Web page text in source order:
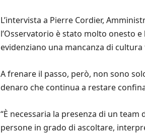
L’intervista a Pierre Cordier,
l’Osservatorio è stato molto onesto
evidenziano una mancanza di cultura
A frenare il passo, però, non sono
denaro che continua a restare
“È necessaria la presenza di un
persone in grado di ascoltare,